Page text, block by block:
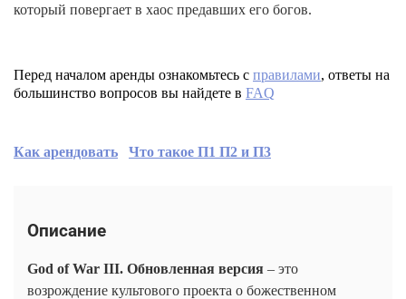
который повергает в хаос предавших его богов.
Перед началом аренды ознакомьтесь с правилами, ответы на
большинство вопросов вы найдете в FAQ
Как арендовать Что такое П1 П2 и П3
Описание
God of War III. Обновленная версия – это
возрождение культового проекта о божественном